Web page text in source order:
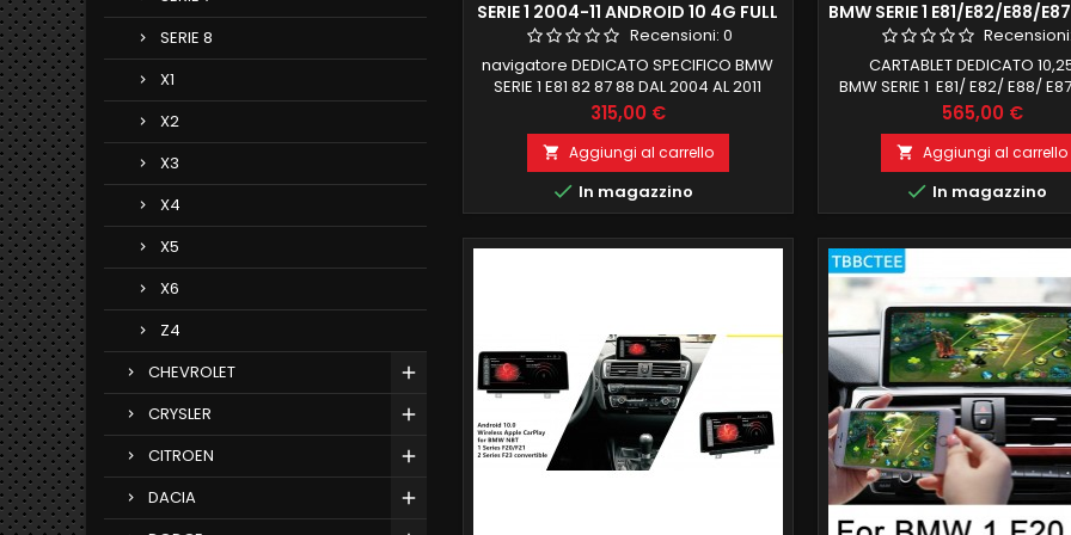
SERIE 8
X1
X2
X3
X4
X5
X6
Z4
CHEVROLET
CRYSLER
CITROEN
DACIA
SERIE 1 2004-11 ANDROID 10 4G FULL
HD DAB GIANTECH SIMPLE
Recensioni: 0
navigatore DEDICATO SPECIFICO BMW
SERIE 1 E81 82 87 88 DAL 2004 AL 2011
CLIMA MANUALE O AUTOMATICO
android 10 , il top in commercio 2 GB
RAM 16 GB ROM FUNZIONE MIRRORLINK
COMPATIBILE MODULO DAB+WIFI
INTEGRATO BLUETOOTH INTEGRATO
ingresso camera e aux
Prezzo
315,00 €
 Aggiungi al carrello
 In magazzino
BMW SERIE 1 E81/E82/E88/
2011) ANDROID 12 4GB RAM
ROM GIANTECH
CARTABLET DEDICATO
BMW SERIE 1 E81/ E82/ E88/
2011) JOYSTICK IN DOTAZIONE
12 PROCESSORE
SNAPDRAGON , 4GB RAM 64
CARPLAY E ANDROID AUTO,
LETTORE SD GIA IN DOTAZIONE
EFFETTUARE IL BUCO E
TAGLIARE WIFI INTEGRATO E
MIRRORING NON VIENE PERSA
FUNZIONE ORIGINALE,
Prezzo
565,00 €
 Aggiungi al carrello
 In magazzino